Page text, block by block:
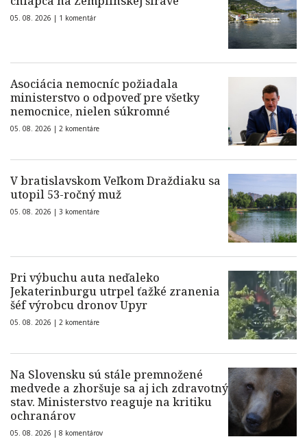
05. 08. 2026 | 1 komentár
Asociácia nemocníc požiadala
ministerstvo o odpoveď pre všetky
nemocnice, nielen súkromné
05. 08. 2026 | 2 komentáre
V bratislavskom Veľkom Draždiaku sa
utopil 53-ročný muž
05. 08. 2026 | 3 komentáre
Pri výbuchu auta neďaleko
Jekaterinburgu utrpel ťažké zranenia
šéf výrobcu dronov Upyr
05. 08. 2026 | 2 komentáre
Na Slovensku sú stále premnožené
medvede a zhoršuje sa aj ich zdravotný
stav. Ministerstvo reaguje na kritiku
ochranárov
05. 08. 2026 | 8 komentárov